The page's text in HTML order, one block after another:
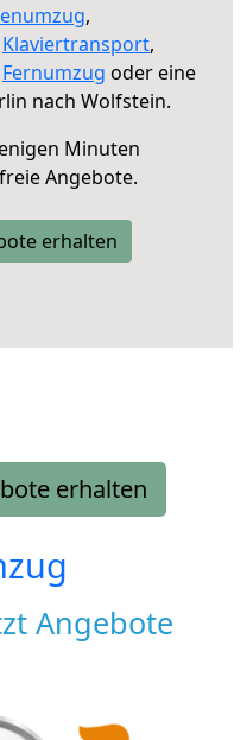
,
Klaviertransport,
Fernumzug oder eine
nach Wolfstein.
Minuten
Angebote.
erhalten
erhalten
Angebote